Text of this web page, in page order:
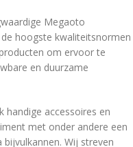
Megaoto
hoogste kwaliteitsnormen
om ervoor te
en duurzame
handige accessoires en
met onder andere een
Wij streven